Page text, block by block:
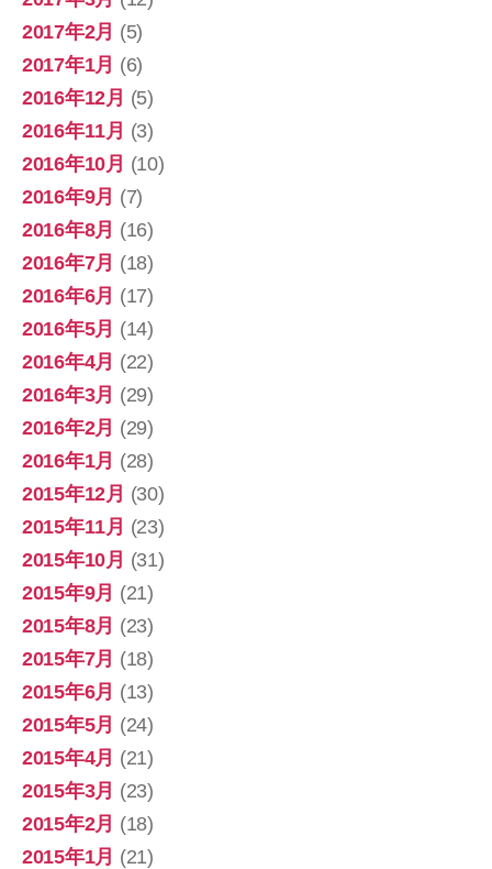
2017年2月 (5)
2017年1月 (6)
2016年12月 (5)
2016年11月 (3)
2016年10月 (10)
2016年9月 (7)
2016年8月 (16)
2016年7月 (18)
2016年6月 (17)
2016年5月 (14)
2016年4月 (22)
2016年3月 (29)
2016年2月 (29)
2016年1月 (28)
2015年12月 (30)
2015年11月 (23)
2015年10月 (31)
2015年9月 (21)
2015年8月 (23)
2015年7月 (18)
2015年6月 (13)
2015年5月 (24)
2015年4月 (21)
2015年3月 (23)
2015年2月 (18)
2015年1月 (21)